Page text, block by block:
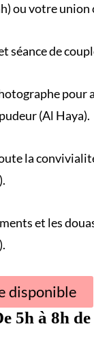
) ou votreunion
séance de
pour
pudeur (Al Haya).
la
et les
disponible
5h à 8h